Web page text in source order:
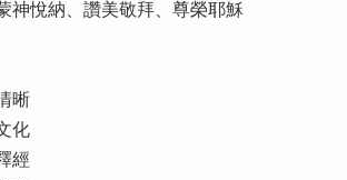
神悅納、讚美敬拜、尊榮耶穌
晰
化
經